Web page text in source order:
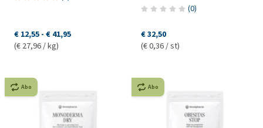
€ 12,55 - € 41,95
(€ 27,96 / kg)
(0)
€ 32,50
(€ 0,36 / st)
Abo Abo